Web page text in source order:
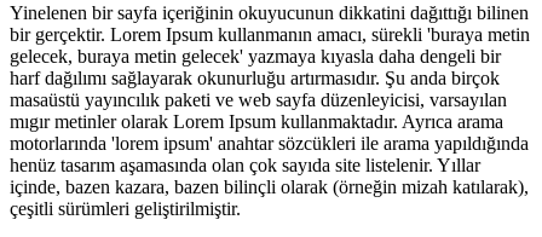
Yinelenen bir sayfa içeriğinin okuyucunun dikkatini dağıttığı bilinen
bir gerçektir. Lorem Ipsum kullanmanın amacı, sürekli 'buraya metin
gelecek, buraya metin gelecek' yazmaya kıyasla daha dengeli bir
harf dağılımı sağlayarak okunurluğu artırmasıdır. Şu anda birçok
masaüstü yayıncılık paketi ve web sayfa düzenleyicisi, varsayılan
mıgır metinler olarak Lorem Ipsum kullanmaktadır. Ayrıca arama
motorlarında 'lorem ipsum' anahtar sözcükleri ile arama yapıldığında
henüz tasarım aşamasında olan çok sayıda site listelenir. Yıllar
içinde, bazen kazara, bazen bilinçli olarak (örneğin mizah katılarak),
çeşitli sürümleri geliştirilmiştir.